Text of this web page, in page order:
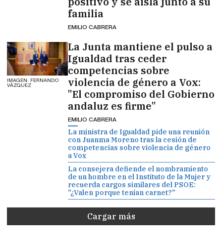
familia
EMILIO CABRERA
IMAGEN: FERNANDO
VÁZQUEZ
La Junta mantiene el pulso a
Igualdad tras ceder
competencias sobre
violencia de género a Vox:
"El compromiso del Gobierno
andaluz es firme"
EMILIO CABRERA
La ministra de Igualdad pide una reunión
con Juanma Moreno tras la cesión de
competencias sobre violencia de género
a Vox
La consejera defiende el nombramiento
de un hombre en el Instituto de la Mujer y
recuerda cargos similares del PSOE:
"¿Valen porque tenían carnet?"
Cargar más